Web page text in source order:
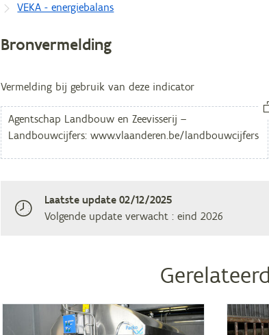
VEKA - energiebalans
Bronvermelding
Vermelding bij gebruik van deze indicator
Laatste update 02/12/2025
Volgende update verwacht : eind 2026
Gerelateerd